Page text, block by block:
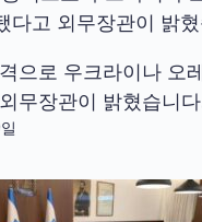
으로 우크라이나 오
무장관이 밝혔습니